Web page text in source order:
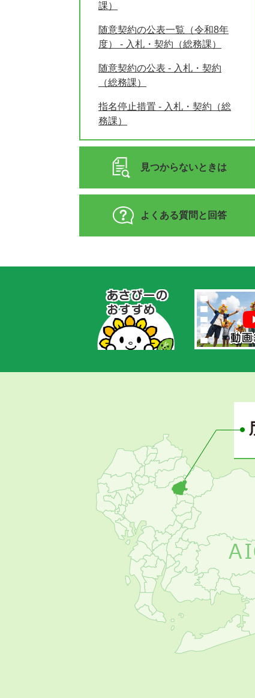
課）
随意契約の公表一覧（令和8年
度） - 入札・契約（総務課）
随意契約の公表 - 入札・契約
（総務課）
指名停止措置 - 入札・契約（総
務課）
見つからないときは
よくある質問と回答
あ
す
め